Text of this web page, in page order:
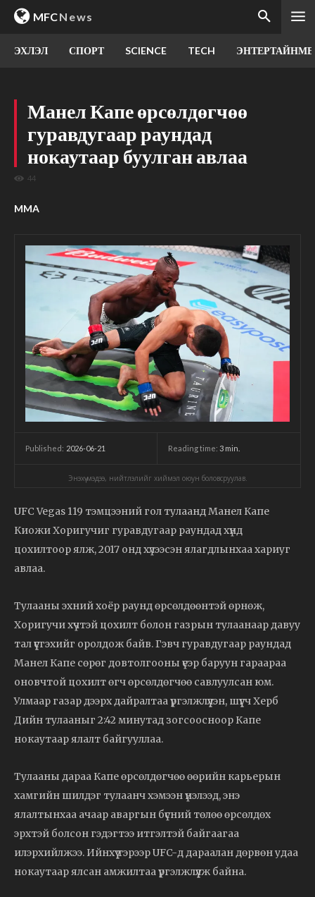
MFCNews
ЭХЛЭЛ СПОРТ SCIENCE TECH
Манел Капе өрсөлдөгчөө
гуравдугаар раундад
нокаутаар буулган авлаа
44
MMA
Published: 2026-06-21 Reading time: 3 min.
Энэхүү мэдээ, нийтлэлийг хиймэл оюун боловсруулав.
UFC Vegas 119 тэмцээний гол тулаанд Манел Капе
Киожи Хоригучиг гуравдугаар раундад хүнд
цохилтоор ялж, 2017 онд хүлээсэн ялагдлынхаа хариуг
авлаа.
Тулааны эхний хоёр раунд өрсөлдөөнтэй өрнөж,
Хоригучи хүчтэй цохилт болон газрын тулаанаар давуу
тал үүсгэхийг оролдож байв. Гэвч гуравдугаар раундад
Манел Капе сөрөг довтолгооны үеэр баруун гараараа
оновчтой цохилт өгч өрсөлдөгчөө савлуулсан юм.
Улмаар газар дээрх дайралтаа үргэлжлүүлэн, шүүгч Херб
Дийн тулааныг 2:42 минутад зогсоосноор Капе
нокаутаар ялалт байгууллаа.
Тулааны дараа Капе өрсөлдөгчөө өөрийн карьерын
хамгийн шилдэг тулаанч хэмээн үнэлээд, энэ
ялалтынхаа ачаар аваргын бүсний төлөө өрсөлдөх
эрхтэй болсон гэдэгтээ итгэлтэй байгаагаа
илэрхийлжээ. Ийнхүү тэрээр UFC-д дараалан дөрвөн удаа
нокаутаар ялсан амжилтаа үргэлжлүүлж байна.